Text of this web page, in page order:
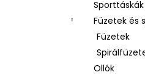
Sporttáskák
Füzetek és
Füzetek
Ollók